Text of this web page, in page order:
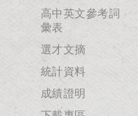
高中英文參考詞
彙表
選才文摘
統計資料
成績證明